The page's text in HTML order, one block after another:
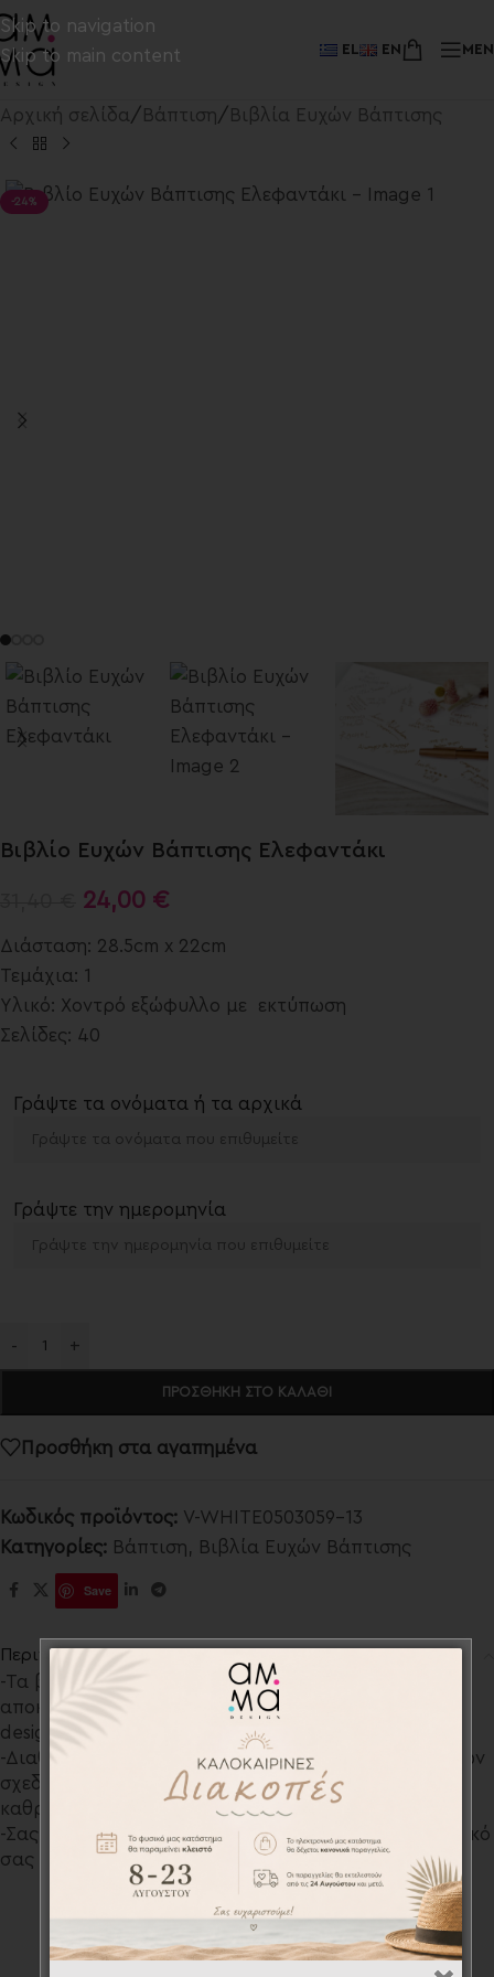
Skip to navigation
Skip to main content
EL EN
Αρχική σελίδα / Βάπτιση/ Βιβλία Ευχών Βάπτισης
-24%
Βιβλίο Ευχών Βάπτισης Ελεφαντάκι
24,00 €
Διάσταση: 28.5cm x 22cm
Τεμάχια: 1
Υλικό: Χοντρό εξώφυλλο με εκτύπωση
Σελίδες: 40
Γράψτε τα ονόματα ή τα αρχικά
Γράψτε την ημερομηνία
- +
ΠΡΟΣΘΉΚΗ ΣΤΟ ΚΑΛΆΘΙ
Προσθήκη στα αγαπημένα
Κωδικός προϊόντος: V-WHITE0503059-13
Κατηγορίες: Βάπτιση, Βιβλία Ευχών Βάπτισης
Save
Περιγραφή
-Τα βιβλία ευχών (ευχολόγια) σχεδιάζονται
αποκλειστικά από το σχεδιαστικό τμήμα του AMMA
design για εσάς!
-Διαθέτουμε μια μεγάλη ποικιλία προσωποποιημένων
σχεδίων και διαφόρων υλικών όπως ξύλινα,
καθρέπτη, απλό λευκό με χοντρό εξώφυλλο κ.ά.
-Σας παρέχουμε την δυνατότητα να φτιάξουμε το δικό
σας σχέδιο κατόπιν συνεννόησης.